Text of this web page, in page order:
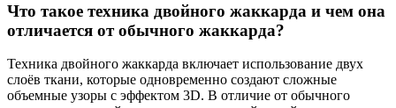
Что такое техника двойного жаккарда и чем она
отличается от обычного жаккарда?
Техника двойного жаккарда включает использование двух
слоёв ткани, которые одновременно создают сложные
объемные узоры с эффектом 3D. В отличие от обычного